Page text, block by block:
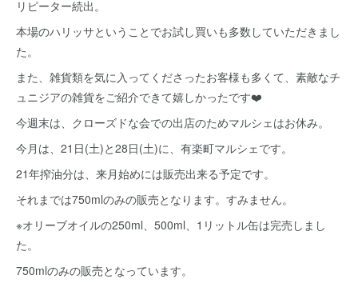
リピーター続出。
本場のハリッサということでお試し買いも多数していただきまし
た。
また、雑貨類を気に入ってくださったお客様も多くて、素敵なチ
ュニジアの雑貨をご紹介できて嬉しかったです❤️
今週末は、クローズドな会での出店のためマルシェはお休み。
今月は、21日(土)と28日(土)に、有楽町マルシェです。
21年搾油分は、来月始めには販売出来る予定です。
それまでは750mlのみの販売となります。すみません。
※オリーブオイルの250ml、500ml、1リットル缶は完売しまし
た。
750mlのみの販売となっています。